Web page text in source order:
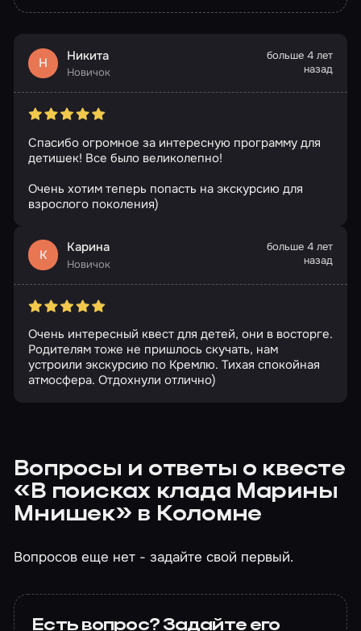
Н Никита
Новичок
больше 4 лет
назад
Спасибо огромное за интересную программу для
детишек! Все было великолепно!
Очень хотим теперь попасть на экскурсию для
взрослого поколения)
К Карина
Новичок
больше 4 лет
назад
Очень интересный квест для детей, они в восторге.
Родителям тоже не пришлось скучать, нам
устроили экскурсию по Кремлю. Тихая спокойная
атмосфера. Отдохнули отлично)
Вопросы и ответы о квесте
«В поисках клада Марины
Мнишек» в Коломне
Вопросов еще нет - задайте свой первый.
Есть вопрос? Задайте его